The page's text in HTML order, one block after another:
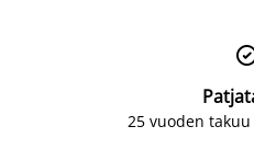
25 vuoden